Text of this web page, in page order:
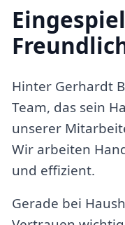
Hinter Gerhardt
Team, das sein
unserer
Wir arbeiten
und effizient.
Gerade bei